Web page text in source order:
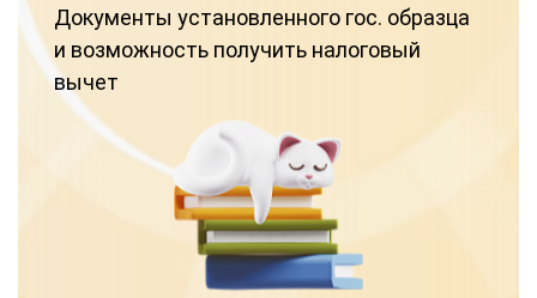
Документы установленного гос. образца
и возможность получить налоговый
вычет